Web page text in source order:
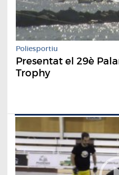
Poliesportiu
Presentat el 29è
Trophy